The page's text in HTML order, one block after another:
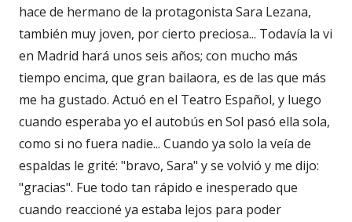
hace de hermano de la protagonista Sara Lezana,
también muy joven, por cierto preciosa... Todavía la vi
en Madrid hará unos seis años; con mucho más
tiempo encima, que gran bailaora, es de las que más
me ha gustado. Actuó en el Teatro Español, y luego
cuando esperaba yo el autobús en Sol pasó ella sola,
como si no fuera nadie... Cuando ya solo la veía de
espaldas le grité: "bravo, Sara" y se volvió y me dijo:
"gracias". Fue todo tan rápido e inesperado que
cuando reaccioné ya estaba lejos para poder